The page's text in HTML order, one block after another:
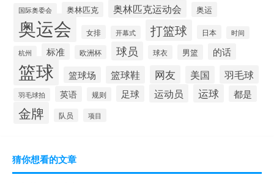
国际奥委会 奥林匹克 奥林匹克运动会 奥运
奥运会 女排 开幕式 打篮球 日本 时间
杭州 标准 欧洲杯 球员 球衣 男篮 的话
篮球 篮球场 篮球鞋 网友 美国 羽毛球
羽毛球拍 英语 规则 足球 运动员 运球 都是
金牌 队员 项目
猜你想看的文章